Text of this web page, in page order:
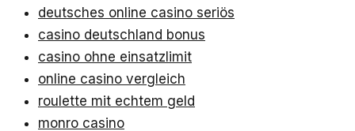
deutsches online casino seriös
casino deutschland bonus
casino ohne einsatzlimit
online casino vergleich
roulette mit echtem geld
monro casino